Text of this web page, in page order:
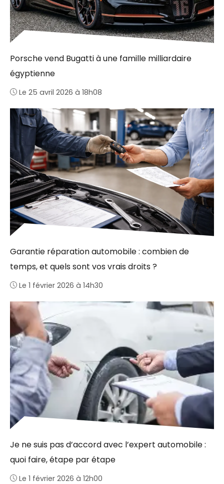
Porsche vend Bugatti à une famille milliardaire
égyptienne
Le 25 avril 2026 à 18h08
Garantie réparation automobile : combien de
temps, et quels sont vos vrais droits ?
Le 1 février 2026 à 14h30
Je ne suis pas d’accord avec l’expert automobile :
quoi faire, étape par étape
Le 1 février 2026 à 12h00